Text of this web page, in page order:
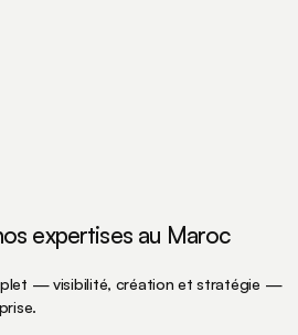
expertises au Maroc
— visibilité, création et stratégie —